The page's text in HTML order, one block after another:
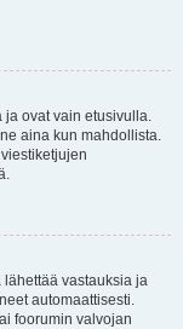
ja ovat vain etusivulla.
aina kun mahdollista.
lähettää vastauksia ja
automaattisesti.
foorumin valvojan